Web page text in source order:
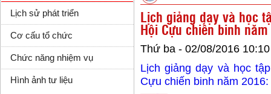
Lịch sử phát triển
Cơ cấu tổ chức
Chức năng nhiệm vụ
Hình ảnh tư liệu
Lịch giảng dạy và học
Hội Cựu chiến binh
Thứ ba - 02/08/2016 10:10
Lịch giảng dạy và học
Cựu chiến binh năm